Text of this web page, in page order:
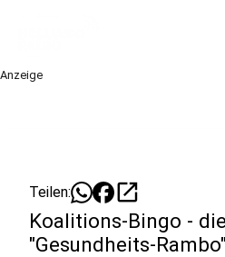
Anzeige
Teilen: open_in_new
Koalitions-Bingo -
"Gesundheits-Rambo"